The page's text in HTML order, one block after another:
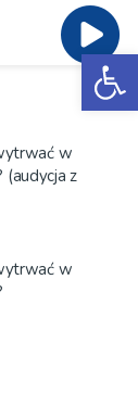
w
z
w